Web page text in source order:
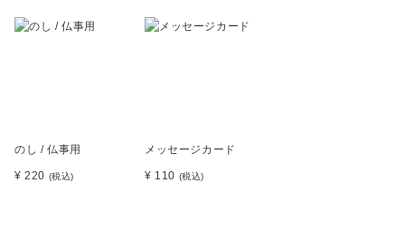
のし / 仏事用
¥ 220 (税込)
メッセージカード
¥ 110 (税込)